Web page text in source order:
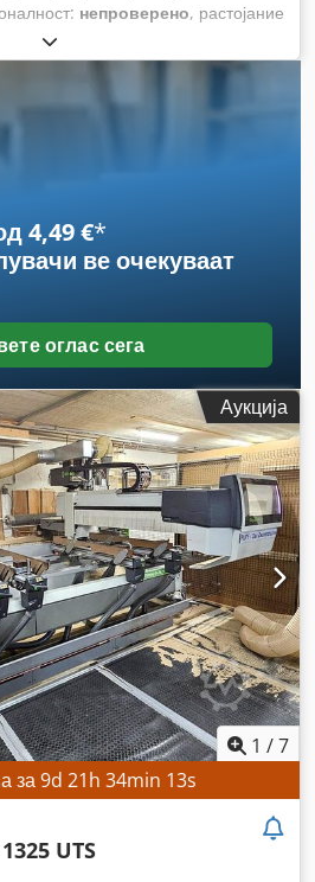
непроверено, растојание
5.900 мм
по X-оста:80 м/мин,
оска Y:
60 м/мин
обр/мин
4,49 €*
ве очекуваат
оглас сега
Аукција
1 /7
за9d 21h 34min 11s
UTS